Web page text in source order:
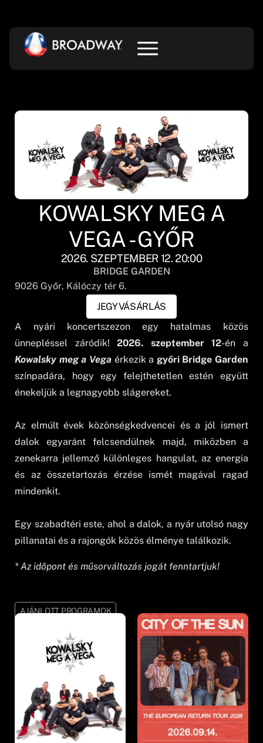
KOWALSKY MEG A
VEGA - GYŐR
2026. SZEPTEMBER 12. 20:00
BRIDGE GARDEN
9026 Győr, Kálóczy tér 6.
JEGYVÁSÁRLÁS
A nyári koncertszezon egy hatalmas közös
ünnepléssel záródik!2026. szeptember 12-én a
Kowalsky meg a Vegaérkezik a győri Bridge Garden
színpadára, hogy egy felejthetetlen estén együtt
énekeljük a legnagyobb slágereket.
Az elmúlt évek közönségkedvencei és a jól ismert
dalok egyaránt felcsendülnek majd, miközben a
zenekarra jellemző különleges hangulat, az energia
és az összetartozás érzése ismét magával ragad
mindenkit.
Egy szabadtéri este, ahol a dalok, a nyár utolsó nagy
pillanatai és a rajongók közös élménye találkozik.
* Az időpont és műsorváltozás jogát fenntartjuk!
AJÁNLOTT PROGRAMOK